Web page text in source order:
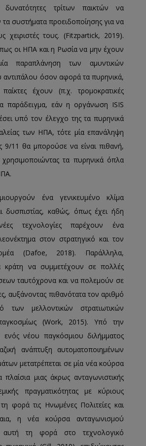
δυνατότητες τρίτων παικτών να
συστήματα προειδοποίησης για να
χειριστές τους. (Fitzpartick, 2019).
οι ΗΠΑ και η Ρωσία να μην έχουν
παραπλάνηση των αμυντικών
αντιπάλου όσον αφορά τα πυρηνικά,
έχουν (π.χ. τρομοκρατικές
παράδειγμα, εάν η οργάνωση ISIS
υπό τον έλεγχο της τα πυρηνικά
των ΗΠΑ, τότε μία επανάληψη
9/11 θα μπορούσε να είναι πιθανή,
τα πυρηνικά όπλα
ένα γενικευμένο κλίμα
δυσπιστίας, καθώς, όπως έχει ήδη
τεχνολογίες παρέχουν ένα
στον στρατηγικό και τον
(Dafoe, 2018). Παράλληλα,
κράτη να συμμετέχουν σε πολλές
ταυτόχρονα και να πολεμούν σε
αυξάνοντας πιθανότατα τον αριθμό
των μελλοντικών στρατιωτικών
(Work, 2015). Υπό την
ενός νέου παγκόσμιου διλήμματος
ανάπτυξη αυτοματοποιημένων
μετατρέπεται σε μία νέα κούρσα
μιας άκρως ανταγωνιστικής
πραγματικότητας με κύριους
φορά τις Ηνωμένες Πολιτείες και
η νέα κούρσα ανταγωνισμού
αυτή τη φορά στο τεχνολογικό